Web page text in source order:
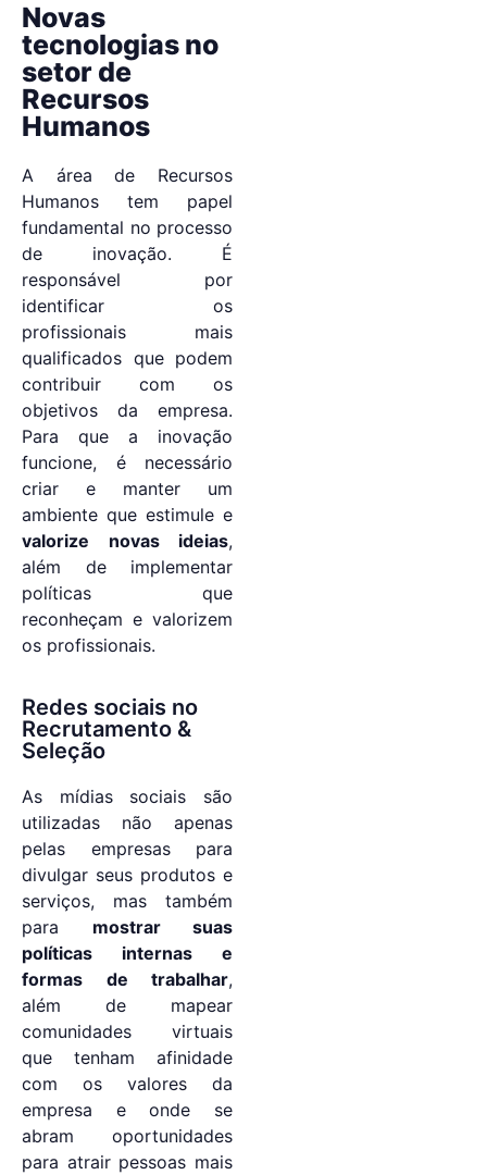
Novas
tecnologias no
setor de
Recursos
Humanos
A área de Recursos
Humanos tem papel
fundamental no processo
de inovação. É
responsável por
identificar os
profissionais mais
qualificados que podem
contribuir com os
objetivos da empresa.
Para que a inovação
funcione, é necessário
criar e manter um
ambiente que estimule e
valorize novas ideias,
além de implementar
políticas que
reconheçam e valorizem
os profissionais.
Redes sociais no
Recrutamento &
Seleção
As mídias sociais são
utilizadas não apenas
pelas empresas para
divulgar seus produtos e
serviços, mas também
para mostrar suas
políticas internas e
formas de trabalhar,
além de mapear
comunidades virtuais
que tenham afinidade
com os valores da
empresa e onde se
abram oportunidades
para atrair pessoas mais